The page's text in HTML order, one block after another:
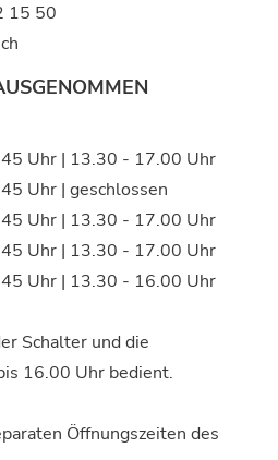
15 50
Uhr | 13.30 - 17.00 Uhr
Uhr | geschlossen
Uhr | 13.30 - 17.00 Uhr
Uhr | 13.30 - 17.00 Uhr
Uhr | 13.30 - 16.00 Uhr
Schalter und die
16.00 Uhr bedient.
Öffnungszeiten des